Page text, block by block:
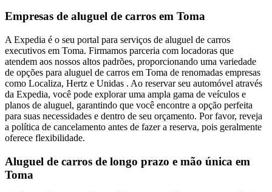
Empresas de aluguel de carros em Toma
A Expedia é o seu portal para serviços de aluguel de carros
executivos em Toma. Firmamos parceria com locadoras que
atendem aos nossos altos padrões, proporcionando uma variedade
de opções para aluguel de carros em Toma de renomadas empresas
como Localiza, Hertz e Unidas . Ao reservar seu automóvel através
da Expedia, você pode explorar uma ampla gama de veículos e
planos de aluguel, garantindo que você encontre a opção perfeita
para suas necessidades e dentro de seu orçamento. Por favor, reveja
a política de cancelamento antes de fazer a reserva, pois geralmente
oferece flexibilidade.
Aluguel de carros de longo prazo e mão única em
Toma